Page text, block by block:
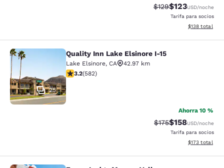
Precio tachado:
$129Precio con
$123USD/noche
Tarifa para socios
Ver detalles
$138 total
Quality Inn Lake Elsinore I-15
25
Quality Inn Lake Elsinore I-15
Lake Elsinore, CA
42.97 km
calificación de 3.23 estrellas. Bueno. 582 reseñas
3.2(582)
Ahorra 10 %
Precio tachado:
$175Precio con
$158USD/noche
Tarifa para socios
Ver detalles
$173 total